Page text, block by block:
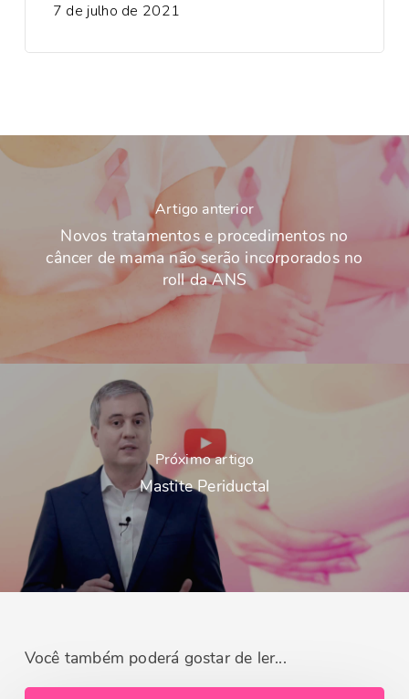
7 de julho de 2021
Artigo anterior
Novos tratamentos e procedimentos no
câncer de mama não serão incorporados no
roll da ANS
Próximo artigo
Mastite Periductal
Você também poderá gostar de ler...